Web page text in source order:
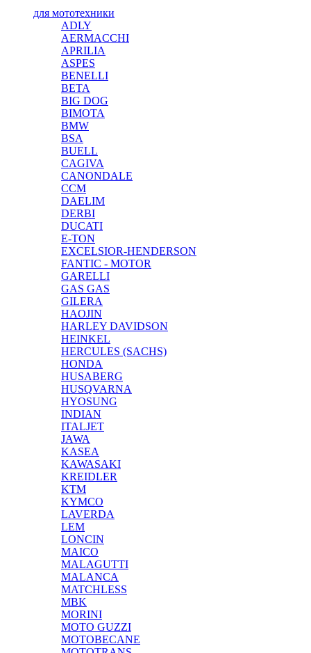
для мототехники
ADLY
AERMACCHI
APRILIA
ASPES
BENELLI
BETA
BIG DOG
BIMOTA
BMW
BSA
BUELL
CAGIVA
CANONDALE
CCM
DAELIM
DERBI
DUCATI
E-TON
EXCELSIOR-HENDERSON
FANTIC - MOTOR
GARELLI
GAS GAS
GILERA
HAOJIN
HARLEY DAVIDSON
HEINKEL
HERCULES (SACHS)
HONDA
HUSABERG
HUSQVARNA
HYOSUNG
INDIAN
ITALJET
JAWA
KASEA
KAWASAKI
KREIDLER
KTM
KYMCO
LAVERDA
LEM
LONCIN
MAICO
MALAGUTTI
MALANCA
MATCHLESS
MBK
MORINI
MOTO GUZZI
MOTOBECANE